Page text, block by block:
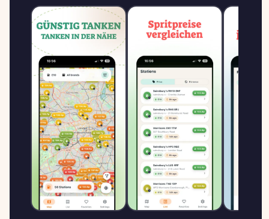
S
Supermarkt-Tankstelle
FREIBURG SANKT-
GEORGENER-STR. 2
SUPERMARKT TANKSTELLE
SANKT-GEORGENER-STR. 2, 79111
FREIBURG
2.079
↑ +0.5%
€/L
Tank-Shop Böhler
GmbH
Rankackerweg 2, 79114
Freiburg
2.029 GÜNSTIGSTER
T
TotalEnergies Freiburg
TOTALENERGIES
Basler Str. 57, 79100 Freiburg
2.099
↑ +0.5%
€/L